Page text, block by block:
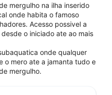
mergulho na ilha inserido
onde habita o famoso
Acesso possivel a
o iniciado ate ao mais
onde qualquer
o mero ate a jamanta tudo e
mergulho.